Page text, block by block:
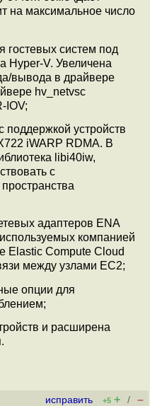
на максимальное число
систем под
Hyper-V. Увеличена
вывода в драйвере
hv_netvsc
IOV;
устройств
iWARP RDMA. В
libi40iw,
с
адаптеров ENA
компанией
Elastic Compute Cloud
между узлами EC2;
опции для
и расширена
исправить +5 + / –